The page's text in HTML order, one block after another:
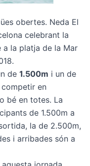
obertes. Neda El
celebrant la
la platja de la Mar
de 1.500m i un de
en
bé en totes. La
de 1.500m a
la de 2.500m,
i arribades són a